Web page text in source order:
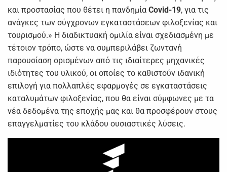
και προστασίας που θέτει η πανδημία Covid-19, για τις
ανάγκες των σύγχρονων εγκαταστάσεων φιλοξενίας και
τουρισμού.» Η διαδικτυακή ομιλία είναι σχεδιασμένη με
τέτοιον τρόπο, ώστε να συμπεριλάβει ζωντανή
παρουσίαση ορισμένων από τις ιδιαίτερες μηχανικές
ιδιότητες του υλικού, οι οποίες το καθιστούν ιδανική
επιλογή για πολλαπλές εφαρμογές σε εγκαταστάσεις
καταλυμάτων φιλοξενίας, που θα είναι σύμφωνες με τα
νέα δεδομένα της εποχής μας και θα προσφέρουν στους
επαγγελματίες του κλάδου ουσιαστικές λύσεις.